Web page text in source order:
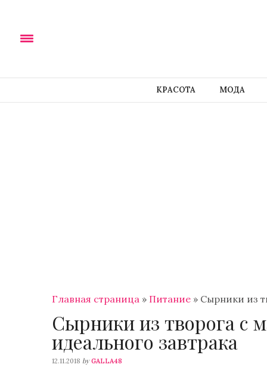
КРАСОТА МОДА
Главная страница » Питание » Сырники из
Сырники из творога с
идеального завтрака
12.11.2018 by GALLA48